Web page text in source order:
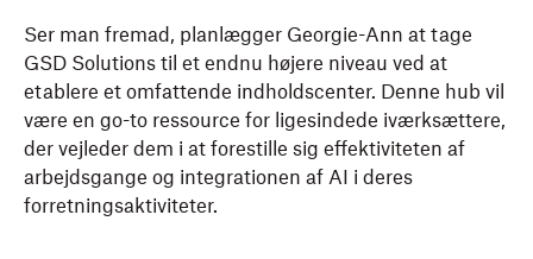
Ser man fremad, planlægger Georgie-Ann at tage
GSD Solutions til et endnu højere niveau ved at
etablere et omfattende indholdscenter. Denne hub vil
være en go-to ressource for ligesindede iværksættere,
der vejleder dem i at forestille sig effektiviteten af
arbejdsgange og integrationen af AI i deres
forretningsaktiviteter.